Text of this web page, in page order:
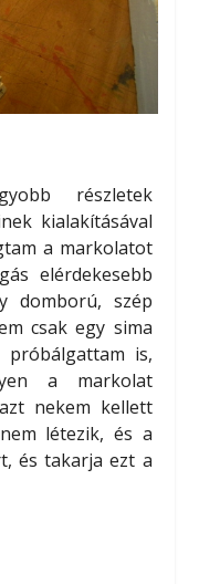
részletek
kialakításával
a markolatot
elérdekesebb
domború, szép
csak egy sima
próbálgattam is,
a markolat
nekem kellett
létezik, és a
és takarja ezt a